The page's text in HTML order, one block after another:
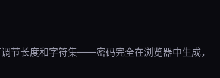
节长度和字符集——密码完全在浏览器中生成，